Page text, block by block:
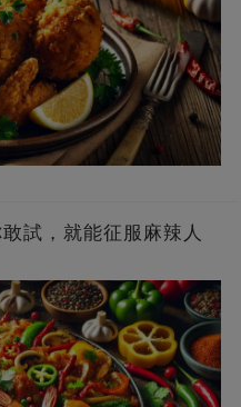
試，就能征服麻辣人